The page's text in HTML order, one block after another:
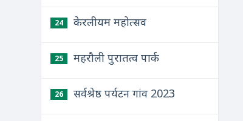
24 केरलीयम महोत्सव
25 महरौली पुरातत्व पार्क
26 सर्वश्रेष्ठ पर्यटन गांव 2023